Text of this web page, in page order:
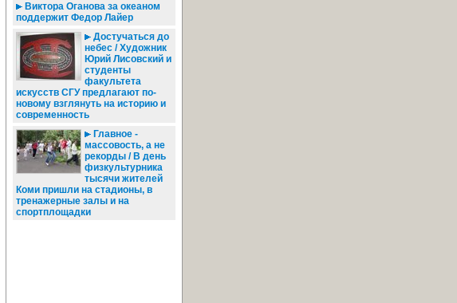
Виктора Оганова за океаном
поддержит Федор Лайер
Достучаться до
небес / Художник
Юрий Лисовский и
студенты
факультета
искусств СГУ предлагают по-
новому взглянуть на историю и
современность
Главное -
массовость, а не
рекорды / В день
физкультурника
тысячи жителей
Коми пришли на стадионы, в
тренажерные залы и на
спортплощадки